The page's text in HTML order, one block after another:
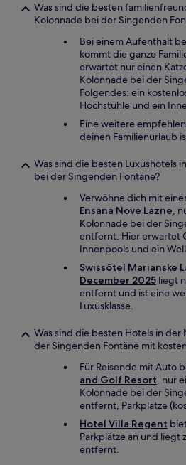
Was sind die besten
Kolonnade bei der Singenden
Bei einem Aufenthalt
kommt die ganze
erwartet nur einen
Kolonnade bei der
Folgendes: ein
Hochstühle und ein
Eine weitere
deinen Familienurlaub
Was sind die besten Luxushotels
bei der Singenden Fontäne?
Verwöhne dich mit
Ensana Nove Lazne,
Kolonnade bei der
entfernt. Hier erwartet
Innenpools und ein
Swissôtel Marianske
December 2025 liegt
entfernt und ist eine
Luxusklasse.
Was sind die besten Hotels in
der Singenden Fontäne mit
Für Reisende mit Auto
and Golf Resort, nur
Kolonnade bei der
entfernt, Parkplätze
Hotel Villa Regent
Parkplätze an und liegt
entfernt.